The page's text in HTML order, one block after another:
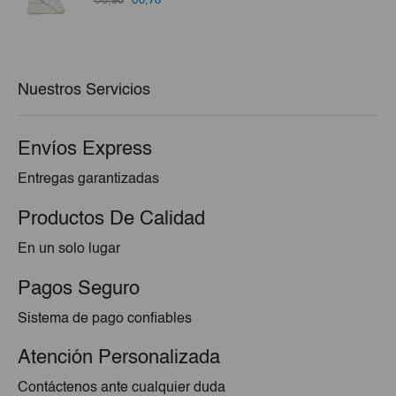
Nuestros Servicios
Envíos Express
Entregas garantizadas
Productos De Calidad
En un solo lugar
Pagos Seguro
Sistema de pago confiables
Atención Personalizada
Contáctenos ante cualquier duda